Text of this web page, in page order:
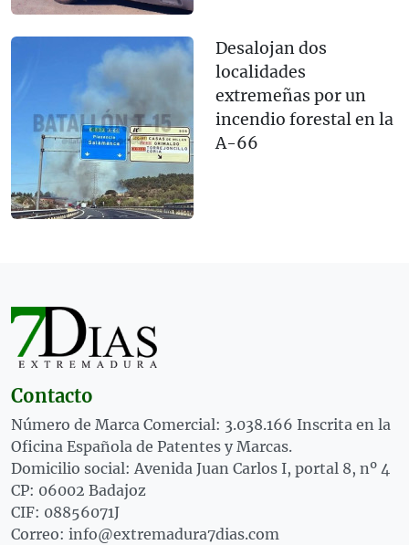
Desalojan dos
localidades
extremeñas por un
incendio forestal en la
A-66
Contacto
Número de Marca Comercial: 3.038.166 Inscrita en la
Oficina Española de Patentes y Marcas.
Domicilio social: Avenida Juan Carlos I, portal 8, nº 4
CP: 06002 Badajoz
CIF: 08856071J
Correo: info@extremadura7dias.com